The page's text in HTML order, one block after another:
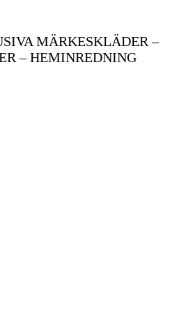
MÄRKESKLÄDER –
– HEMINREDNING